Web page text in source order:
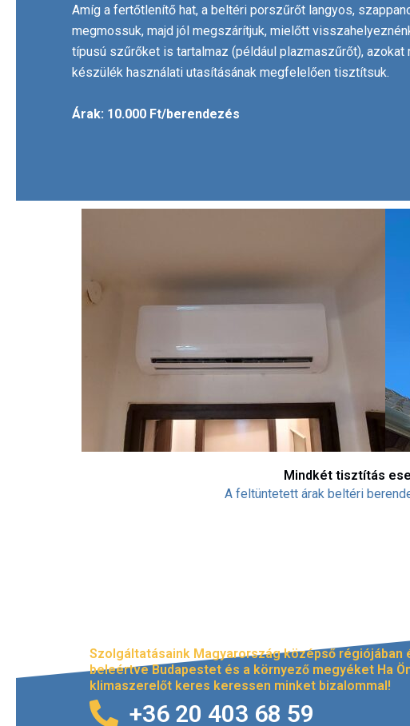
Amíg a fertőtlenítő hat, a beltéri porszűrőt langyos,
megmossuk, majd jól megszárítjuk, mielőtt
típusú szűrőket is tartalmaz (például plazmaszűrőt), azokat
készülék használati utasításának megfelelően tisztítsuk.
Árak: 10.000 Ft/berendezés
Mindkét tisztítás
A feltüntetett árak beltéri
Szolgáltatásaink Magyarország középső régiójában
beleértve Budapestet és a környező megyéket Ha
klimaszerelőt keres keressen minket bizalommal!
+36 20 403 68 59